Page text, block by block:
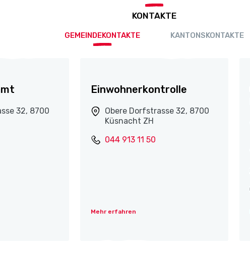
KONTAKTE
GEMEINDEKONTAKTE KANTONSKONTAKTE
32, 8700
Einwohnerkontrolle
Obere Dorfstrasse 32, 8700
Küsnacht ZH
044 913 11 50
Mehr erfahren